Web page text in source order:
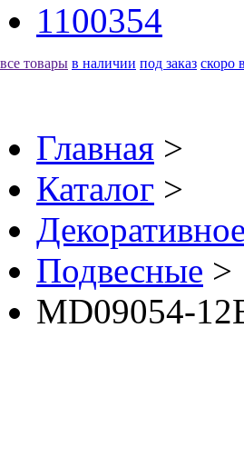
1100354
все товары в наличии под заказ скоро
Главная >
Каталог >
Подвесные >
MD09054-